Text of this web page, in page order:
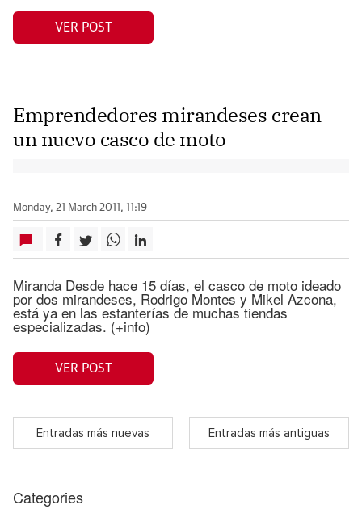
VER POST
Emprendedores mirandeses crean
un nuevo casco de moto
Monday, 21 March 2011, 11:19
Miranda Desde hace 15 días, el casco de moto ideado
por dos mirandeses, Rodrigo Montes y Mikel Azcona,
está ya en las estanterías de muchas tiendas
especializadas. (+info)
VER POST
Entradas más nuevas Entradas más antiguas
Categories